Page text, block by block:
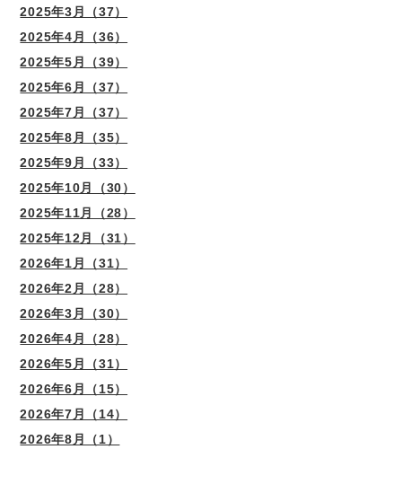
2025年3月（37）
2025年4月（36）
2025年5月（39）
2025年6月（37）
2025年7月（37）
2025年8月（35）
2025年9月（33）
2025年10月（30）
2025年11月（28）
2025年12月（31）
2026年1月（31）
2026年2月（28）
2026年3月（30）
2026年4月（28）
2026年5月（31）
2026年6月（15）
2026年7月（14）
2026年8月（1）